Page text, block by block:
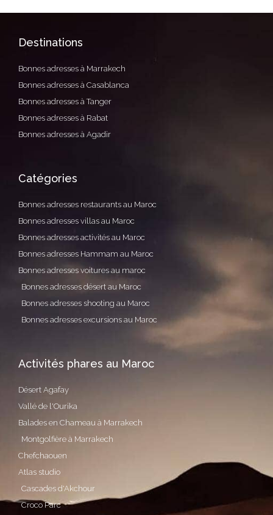
Destinations
Bonnes adresses à Marrakech
Bonnes adresses à Casablanca
Bonnes adresses à Tanger
Bonnes adresses à Rabat
Bonnes adresses à Agadir
Catégories
Bonnes adresses restaurants au Maroc
Bonnes adresses villas au Maroc
Bonnes adresses activités au Maroc
Bonnes adresses Hammam au Maroc
Bonnes adresses voitures au maroc
Bonnes adresses désert au Maroc
Bonnes adresses shooting au Maroc
Bonnes adresses excursions au Maroc
Activités phares au Maroc
Désert Agafay
Vallé de l'Ourika
Balades en Chameau à Marrakech
Montgolfière à Marrakech
Chefchaouen
Atlas studio
Cascades d'Akchour
Croco Parc